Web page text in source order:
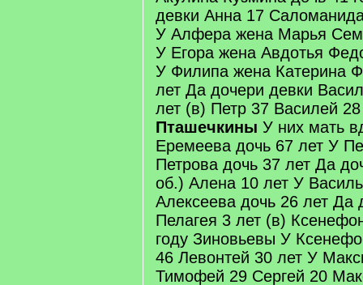
девки Анна 17
У Алфера жена Марья
У Егора жена Авдотья
У Филипа жена Катерина
лет Да дочери девки
лет (в) Петр 37 Василей
Пташечкины У них мать
Еремеева дочь 67 лет У
Петрова дочь 37 лет Да
об.) Алена 10 лет У
Алексеева дочь 26 лет Да
Пелагея 3 лет (в)
году Зиновьевы У
46 Левонтей 30 лет У
Тимофей 29 Сергей 20